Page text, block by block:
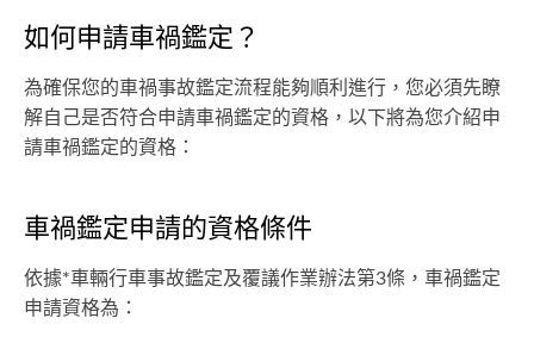
如何申請車禍鑑定？
為確保您的車禍事故鑑定流程能夠順利進行，您必須先瞭
解自己是否符合申請車禍鑑定的資格，以下將為您介紹申
請車禍鑑定的資格：
車禍鑑定申請的資格條件
依據*車輛行車事故鑑定及覆議作業辦法第3條，車禍鑑定
申請資格為：